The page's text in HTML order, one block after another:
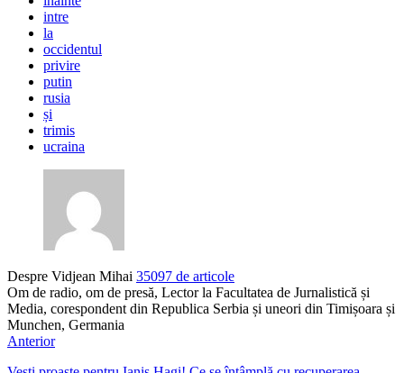
intre
la
occidentul
privire
putin
rusia
și
trimis
ucraina
Despre Vidjean Mihai 35097 de articole
Om de radio, om de presă, Lector la Facultatea de Jurnalistică și
Media, corespondent din Republica Serbia și uneori din Timișoara și
Munchen, Germania
Anterior